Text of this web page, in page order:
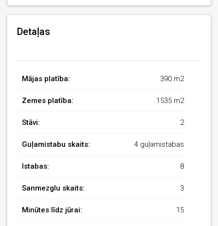
Detaļas
Mājas platība: 390 m2
Zemes platība: 1535 m2
Stāvi: 2
Guļamistabu skaits: 4 guļamistabas
Istabas: 8
Sanmezglu skaits: 3
Minūtes līdz jūrai: 15